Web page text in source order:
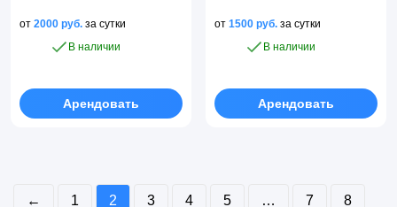
от 2000 руб. за сутки
В наличии
Арендовать
от1500руб. за сутки
В наличии
Арендовать
← 1 2 3 4 5 … 7 8